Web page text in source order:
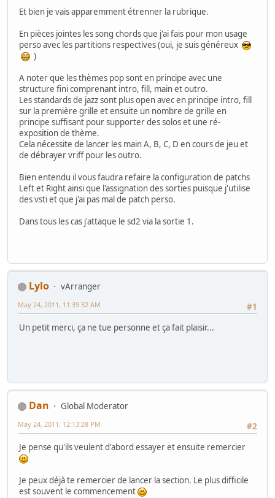
Et bien je vais apparemment étrenner la rubrique.
En pièces jointes les song chords que j'ai fais pour mon usage
perso avec les partitions respectives (oui, je suis généreux
)
A noter que les thèmes pop sont en principe avec une
structure fini comprenant intro, fill, main et outro.
Les standards de jazz sont plus open avec en principe intro, fill
sur la première grille et ensuite un nombre de grille en
principe suffisant pour supporter des solos et une ré-
exposition de thème.
Cela nécessite de lancer les main A, B, C, D en cours de jeu et
de débrayer vriff pour les outro.
Bien entendu il vous faudra refaire la configuration de patchs
Left et Right ainsi que l'assignation des sorties puisque j'utilise
des vsti et que j'ai pas mal de patch perso.
Dans tous les cas j'attaque le sd2 via la sortie 1.
Lylo
vArranger
#1
May 24, 2011, 11:39:32 AM
Un petit merci, ça ne tue personne et ça fait plaisir...
Dan
Global Moderator
#2
May 24, 2011, 12:13:28 PM
Je pense qu'ils veulent d'abord essayer et ensuite remercier
Je peux déjà te remercier de lancer la section. Le plus difficile
est souvent le commencement